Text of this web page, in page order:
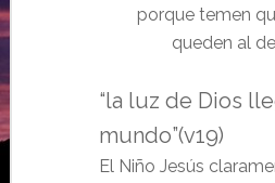
porque temen
queden al
“la luz de Dios
mundo”(v19)
El Niño Jesús